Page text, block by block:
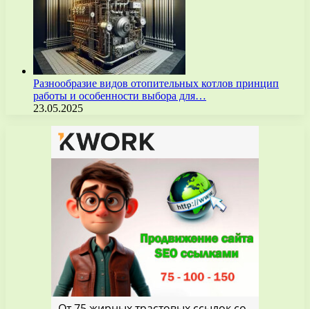
Разнообразие видов отопительных котлов принцип
работы и особенности выбора для…
23.05.2025